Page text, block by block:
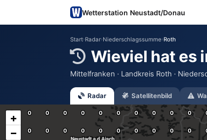
Wetterstation Neustadt/Donau
Start›Radar›Niederschlagssumme›Roth
Wieviel hat es
Mittelfranken · Landkreis Roth ·
Radar Satellitenbild
+
−